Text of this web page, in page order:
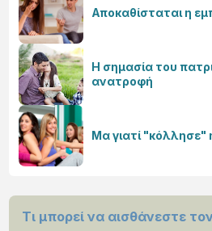
Τι μπορεί να αισθάνεστε
Αποκαθίσταται η
Η σημασία του
ανατροφή
Μα γιατί "κόλλησε"